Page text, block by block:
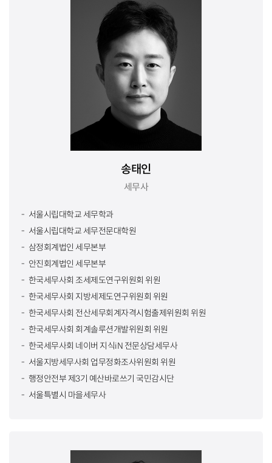
송태인
세무사
서울시립대학교 세무학과
서울시립대학교 세무전문대학원
삼정회계법인 세무본부
안진회계법인 세무본부
한국세무사회 조세제도연구위원회 위원
한국세무사회 지방세제도연구위원회 위원
한국세무사회 전산세무회계자격시험출제위원회 위원
한국세무사회 회계솔루션개발위원회 위원
한국세무사회 네이버 지식iN 전문상담세무사
서울지방세무사회 업무정화조사위원회 위원
행정안전부 제3기 예산바로쓰기 국민감시단
서울특별시 마을세무사